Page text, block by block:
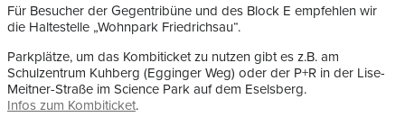
Für Besucher der Gegentribüne und des Block E empfehlen wir
die Haltestelle „Wohnpark Friedrichsau“.
Parkplätze, um das Kombiticket zu nutzen gibt es z.B. am
Schulzentrum Kuhberg (Egginger Weg) oder der P+R in der Lise-
Meitner-Straße im Science Park auf dem Eselsberg.
Infos zum Kombiticket.